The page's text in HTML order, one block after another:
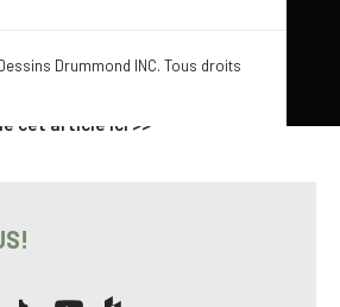
Drummond INC. Tous droits
intérieur ! Mobilier, art de la table,
délicate est sur tous les fronts…
cet article ici >>